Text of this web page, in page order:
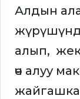
Алдын
алып,
өч алуу